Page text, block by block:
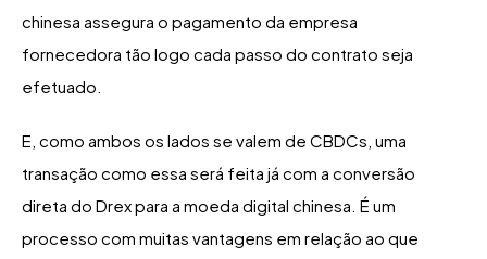
chinesa assegura o pagamento da empresa
fornecedora tão logo cada passo do contrato seja
efetuado.
E, como ambos os lados se valem de CBDCs, uma
transação como essa será feita já com a conversão
direta do Drex para a moeda digital chinesa. É um
processo com muitas vantagens em relação ao que